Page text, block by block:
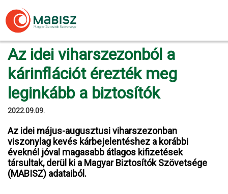
content
Az idei viharszezonból a
kárinflációt érezték meg
leginkább a biztosítók
2022.09.09.
Az idei május-augusztusi viharszezonban
viszonylag kevés kárbejelentéshez a korábbi
éveknél jóval magasabb átlagos kifizetések
társultak, derül ki a Magyar Biztosítók Szövetsége
(MABISZ) adataiból.